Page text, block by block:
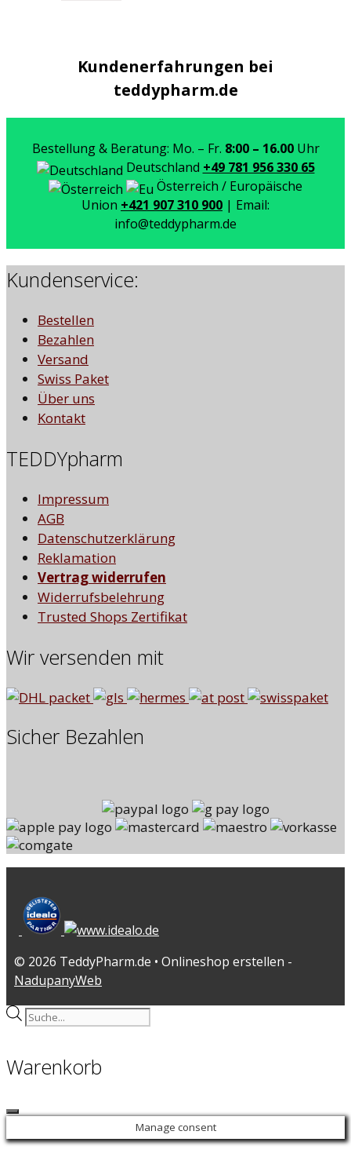
Kundenerfahrungen bei
teddypharm.de
Bestellung & Beratung: Mo. – Fr. 8:00 – 16.00Uhr
Deutschland +49 781 956 330 65
Österreich / Europäische
Union +421 907 310 900 | Email:
info@teddypharm.de
Kundenservice:
Bestellen
Bezahlen
Versand
Swiss Paket
Über uns
Kontakt
TEDDYpharm
Impressum
AGB
Datenschutzerklärung
Reklamation
Vertrag widerrufen
Widerrufsbelehrung
Trusted Shops Zertifikat
Wir versenden mit
Sicher Bezahlen
© 2026 TeddyPharm.de • Onlineshop erstellen -
NadupanyWeb
Products
Warenkorb
Close
Manage consent